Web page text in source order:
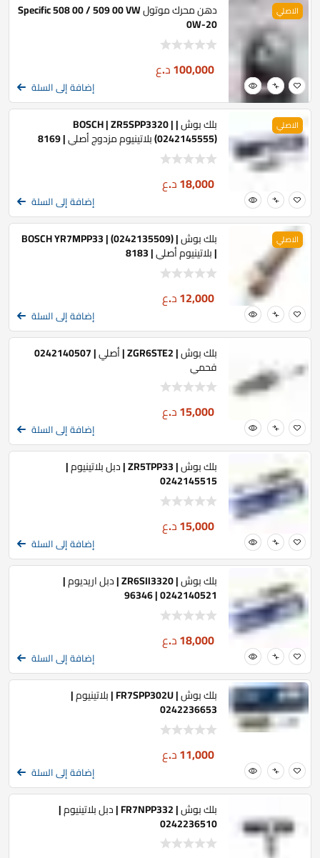
الاصلي دهن محرك موتول Specific 508 00 / 509 00 VW
0W-20
100,000د.ع
إضافة إلى السلة
الاصلي بلك بوش | BOSCH | ZR5SPP3320 |
(0242145555) بلاتينيوم مزدوج أصلي | 8169
18,000د.ع
إضافة إلى السلة
الاصلي بلك بوش | BOSCH YR7MPP33 | (0242135509)
| بلاتينيوم أصلي | 8183
12,000د.ع
إضافة إلى السلة
بلك بوش | ZGR6STE2 | أصلي | 0242140507
فحمي
15,000د.ع
إضافة إلى السلة
بلك بوش | ZR5TPP33 | دبل بلاتينيوم |
0242145515
15,000د.ع
إضافة إلى السلة
بلك بوش | ZR6SII3320 | دبل اريديوم |
0242140521 | 96346
18,000د.ع
إضافة إلى السلة
بلك بوش | FR7SPP302U | بلاتينيوم |
0242236653
11,000د.ع
إضافة إلى السلة
بلك بوش | FR7NPP332 | دبل بلاتينيوم |
0242236510